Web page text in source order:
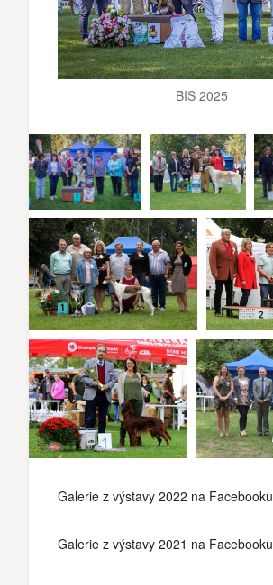
BIS 2025
Galerie z výstavy 2022 na Facebooku
Galerie z výstavy 2021 na Facebooku